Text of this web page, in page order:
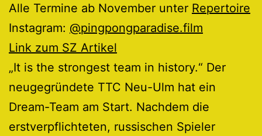
Alle Termine ab November unter Repertoire
Instagram: @pingpongparadise.film
Link zum SZ Artikel
„It is the strongest team in history.“ Der
neugegründete TTC Neu-Ulm hat ein
Dream-Team am Start. Nachdem die
erstverpflichteten, russischen Spieler